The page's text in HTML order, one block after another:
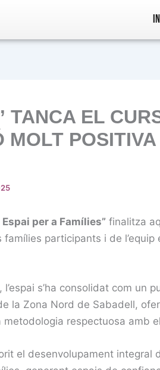
TANCA EL
MOLT
per a Famílies”finalitza
participants i de l’equip
s’ha consolidat com un
la Zona Nord de Sabadell,
metodologia respectuosa amb
el desenvolupament integral